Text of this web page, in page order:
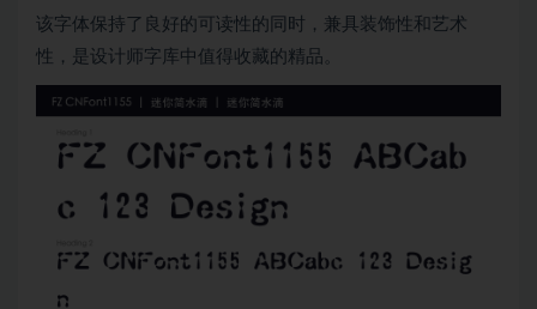
该字体保持了良好的可读性的同时，兼具装饰性和艺术
性，是设计师字库中值得收藏的精品。